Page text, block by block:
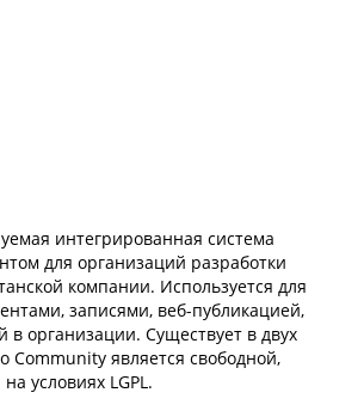
интегрированная система
для организаций разработки
компании. Используется для
записями, веб-публикацией,
в организации. Существует в двух
Community является свободной,
условиях LGPL.